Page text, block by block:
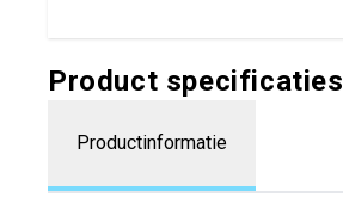
Product specificaties
Productinformatie